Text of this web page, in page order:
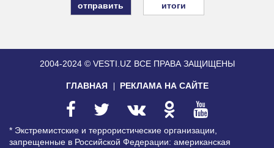
итоги
2004-2024 © VESTI.UZ ВСЕ ПРАВА ЗАЩИЩЕНЫ
ГЛАВНАЯ РЕКЛАМА НА САЙТЕ
* Экстремистские и террористические организации,
запрещенные в Российской Федерации: американская